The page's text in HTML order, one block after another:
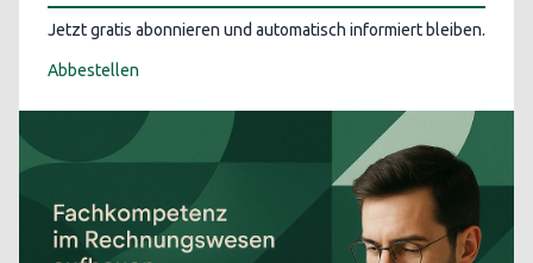
Jetzt gratis abonnieren und automatisch informiert bleiben.
Abbestellen